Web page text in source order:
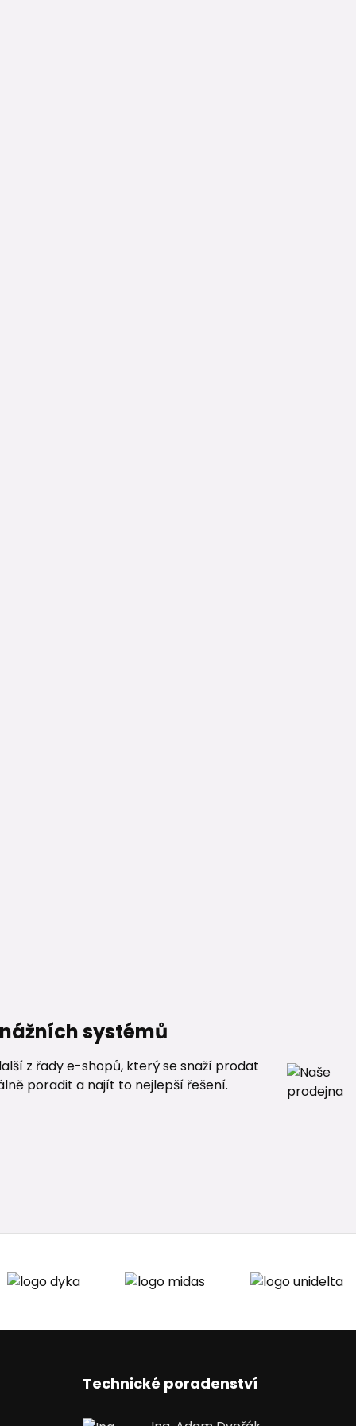
systémů
z řady e-shopů, který se snaží prodat
poradit a najít to nejlepší řešení.
Technické poradenství